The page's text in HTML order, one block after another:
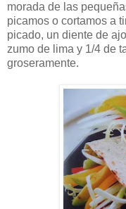
morada de las
picamos o cortamos a
picado, un diente de
zumo de lima y 1/4 de
groseramente.